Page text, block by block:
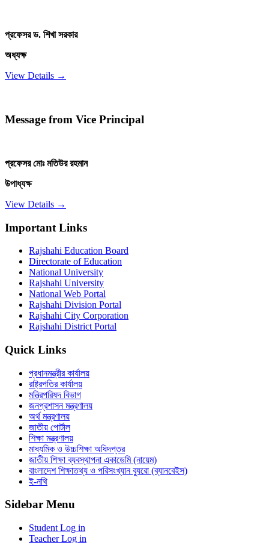
প্রফেসর ড. শিখা সরকার
অধ্যক্ষ
View Details →
Message from Vice Principal
প্রফেসর মোঃ মতিউর রহমান
উপাধ্যক্ষ
View Details →
Important Links
Rajshahi Education Board
Directorate of Education
National University
Rajshahi University
National Web Portal
Rajshahi Division Portal
Rajshahi City Corporation
Rajshahi District Portal
Quick Links
প্রধানমন্ত্রীর কার্যালয়
রাষ্ট্রপতির কার্যালয়
মন্ত্রিপরিষদ বিভাগ
জনপ্রশাসন মন্ত্রণালয়
অর্থ মন্ত্রণালয়
জাতীয় পোর্টাল
শিক্ষা মন্ত্রণালয়
মাধ্যমিক ও উচ্চশিক্ষা অধিদপ্তর
জাতীয় শিক্ষা ব্যবস্থাপনা একাডেমি (নায়েম)
বাংলাদেশ শিক্ষাতথ্য ও পরিসংখ্যান ব্যুরো (ব্যানবেইস)
ই-নথি
Sidebar Menu
Student Log in
Teacher Log in